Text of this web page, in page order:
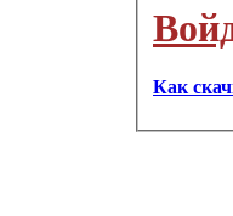
Как